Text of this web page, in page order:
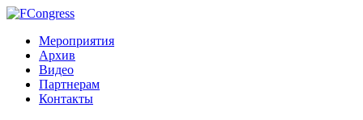
Мероприятия
Архив
Видео
Партнерам
Контакты